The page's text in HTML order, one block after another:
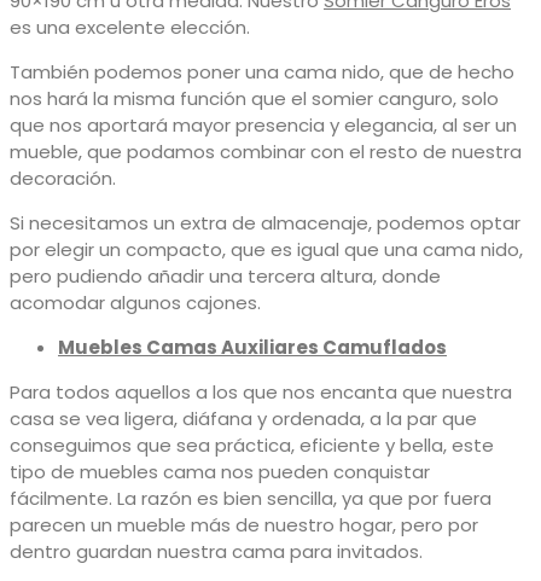
es una excelente elección.
También podemos poner una cama nido, que de hecho
nos hará la misma función que el somier canguro, solo
que nos aportará mayor presencia y elegancia, al ser un
mueble, que podamos combinar con el resto de nuestra
decoración.
Si necesitamos un extra de almacenaje, podemos optar
por elegir un compacto, que es igual que una cama nido,
pero pudiendo añadir una tercera altura, donde
acomodar algunos cajones.
Muebles Camas Auxiliares Camuflados
Para todos aquellos a los que nos encanta que nuestra
casa se vea ligera, diáfana y ordenada, a la par que
conseguimos que sea práctica, eficiente y bella, este
tipo de muebles cama nos pueden conquistar
fácilmente. La razón es bien sencilla, ya que por fuera
parecen un mueble más de nuestro hogar, pero por
dentro guardan nuestra cama para invitados.